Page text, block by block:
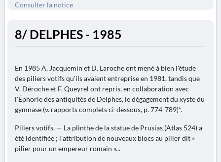
Consulter la notice
8/ DELPHES - 1985
En 1985 A. Jacquemin et D. Laroche ont mené à bien l'étude
des piliers votifs qu'ils avaient entreprise en 1981, tandis que
V. Déroche et F. Queyrel ont repris, en collaboration avec
l'Éphorie des antiquités de Delphes, le dégagement du xyste du
gymnase (v. rapports complets ci-dessous, p. 774-789)*.
Piliers votifs. — La plinthe de la statue de Prusias (Atlas 524) a
été identifiée ; l'attribution de nouveaux blocs au pilier dit «
pilier pour un empereur romain »...